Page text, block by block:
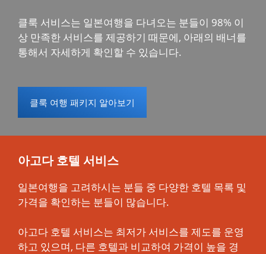
클룩 서비스는 일본여행을 다녀오는 분들이 98% 이
상 만족한 서비스를 제공하기 때문에, 아래의 배너를
통해서 자세하게 확인할 수 있습니다.
클룩 여행 패키지 알아보기
아고다 호텔 서비스
일본여행을 고려하시는 분들 중 다양한 호텔 목록 및
가격을 확인하는 분들이 많습니다.
아고다 호텔 서비스는 최저가 서비스를 제도를 운영
하고 있으며, 다른 호텔과 비교하여 가격이 높을 경